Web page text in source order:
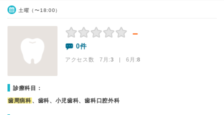
土曜（〜18:00）
－
0件
アクセス数 7月:3 | 6月:8
診療科目：
歯周病科 、歯科、小児歯科、歯科口腔外科